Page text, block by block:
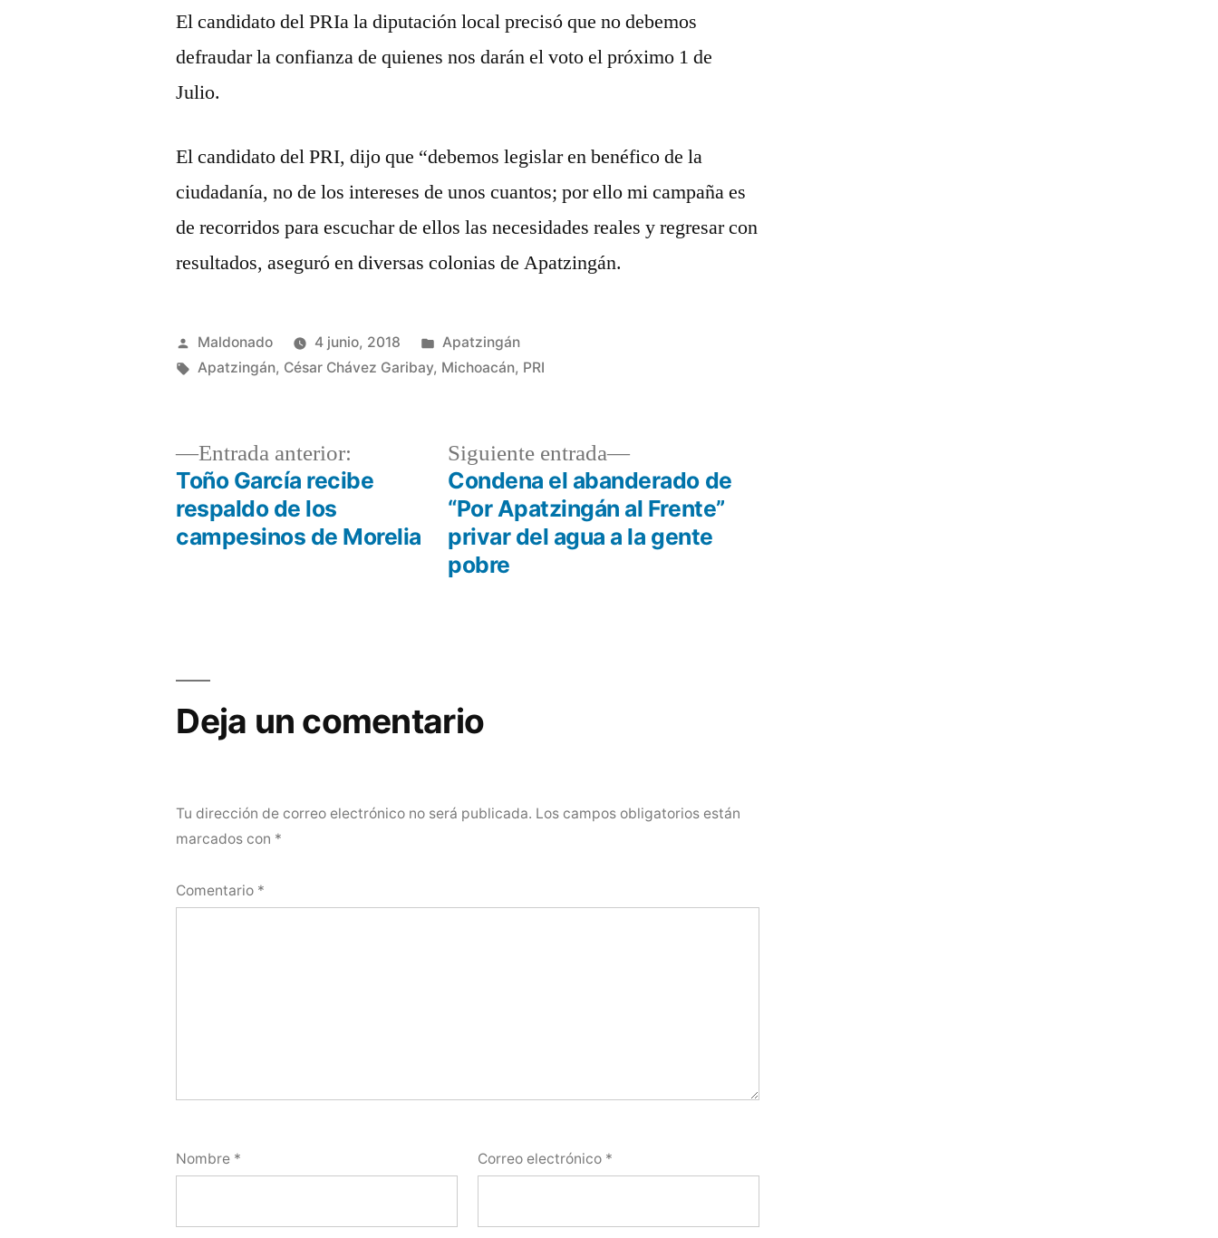
El candidato del PRIa la diputación local precisó que no debemos
defraudar la confianza de quienes nos darán el voto el próximo 1 de
Julio.
El candidato del PRI, dijo que “debemos legislar en benéfico de la
ciudadanía, no de los intereses de unos cuantos; por ello mi campaña es
de recorridos para escuchar de ellos las necesidades reales y regresar con
resultados, aseguró en diversas colonias de Apatzingán.
Publicado
por
Maldonado 4 junio, 2018
Publicada
en
Apatzingán
Etiquetas:
Apatzingán, César Chávez Garibay, Michoacán, PRI
Navegación
Entrada anterior:
anterior:
Toño García recibe
respaldo de los
campesinos de Morelia
Siguiente entrada
Siguiente
entrada:
Condena el abanderado de
“Por Apatzingán al Frente”
privar del agua a la gente
pobre
Deja un comentario
Tu dirección de correo electrónico no será publicada. Los campos obligatorios están
marcados con *
Comentario *
Nombre * Correo electrónico *